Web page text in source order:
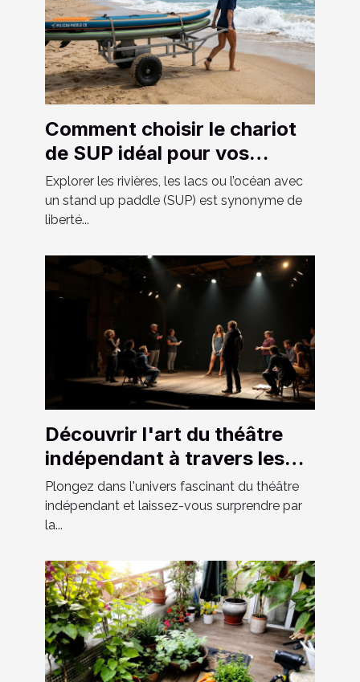
Comment choisir le chariot
de SUP idéal pour vos
aventures ?
Explorer les rivières, les lacs ou l’océan avec
un stand up paddle (SUP) est synonyme de
liberté...
Découvrir l'art du théâtre
indépendant à travers les
spectacles locaux
Plongez dans l'univers fascinant du théâtre
indépendant et laissez-vous surprendre par
la...